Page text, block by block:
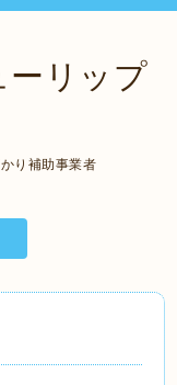
ーリップ
り補助事業者